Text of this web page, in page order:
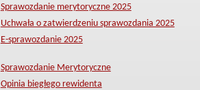
Sprawozdanie merytoryczne 2025
Uchwała o zatwierdzeniu sprawozdania 2025
E-sprawozdanie 2025
Sprawozdanie Merytoryczne
Opinia biegłego rewidenta